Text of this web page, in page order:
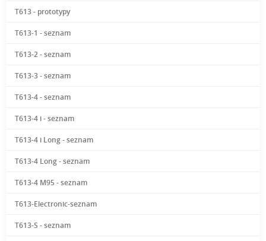
T613 - prototypy
T613-1 - seznam
T613-2 - seznam
T613-3 - seznam
T613-4 - seznam
T613-4 i - seznam
T613-4 i Long - seznam
T613-4 Long - seznam
T613-4 M95 - seznam
T613-Electronic-seznam
T613-S - seznam